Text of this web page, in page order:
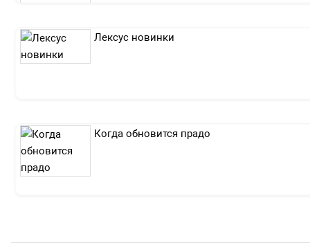
Лексус новинки
Когда обновится прадо